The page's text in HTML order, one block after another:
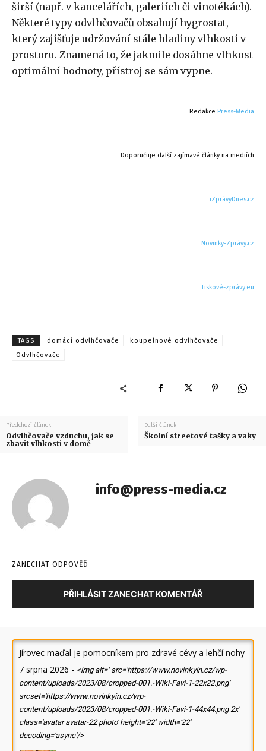
širší (např. v kancelářích, galeriích či vinotékách).
Některé typy odvlhčovačů obsahují hygrostat,
který zajišťuje udržování stále hladiny vlhkosti v
prostoru. Znamená to, že jakmile dosáhne vlhkost
optimální hodnoty, přístroj se sám vypne.
Redakce Press-Media
Doporučuje další zajímavé články na mediích
iZprávyDnes.cz
Novinky-Zprávy.cz
Tiskové-zprávy.eu
TAGS domácí odvlhčovače
koupelnové odvlhčovače
Odvlhčovače
Předchozí článek
Odvlhčovače vzduchu, jak se
zbavit vlhkosti v domě
Další článek
Školní streetové tašky a vaky
info@press-media.cz
ZANECHAT ODPOVĚĎ
PŘIHLÁSIT ZANECHAT KOMENTÁŘ
Jírovec maďal je pomocníkem pro zdravé cévy a lehčí nohy
7 srpna 2026 - <img alt='' src='https://www.novinkyin.cz/wp-
content/uploads/2023/08/cropped-001.-Wiki-Favi-1-22x22.png'
srcset='https://www.novinkyin.cz/wp-
content/uploads/2023/08/cropped-001.-Wiki-Favi-1-44x44.png 2x'
class='avatar avatar-22 photo' height='22' width='22'
decoding='async'/>